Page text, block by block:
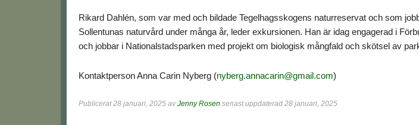
Rikard Dahlén, som var med och bildade Tegelhagsskogens naturreservat och som
Sollentunas naturvård under många år, leder exkursionen. Han är idag engagerad i
och jobbar i Nationalstadsparken med projekt om biologisk mångfald och skötsel av
Kontaktperson Anna Carin Nyberg (nyberg.annacarin@gmail.com)
Publicerat28 januari, 2025 avJenny Rosen senast uppdaterad 28 januari, 2025